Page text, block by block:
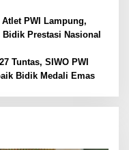
PWI Lampung,
Prestasi Nasional
Tuntas, SIWO PWI
Bidik Medali Emas